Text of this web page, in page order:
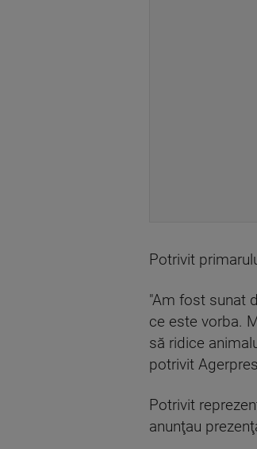
Potrivit
"Am fost sunat
ce este vorba.
să ridice
potrivit
Potrivit
anunţau